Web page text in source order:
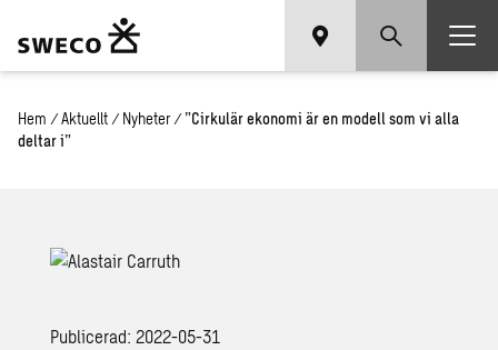
Hem / Aktuellt / Nyheter / ”Cirkulär ekonomi är en modell som vi alla
deltar i”
Publicerad: 2022-05-31